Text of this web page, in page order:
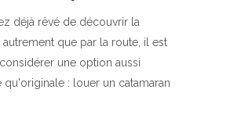
déjà rêvé de découvrir la
autrement que par la route, il est
une option aussi
qu'originale : louer un catamaran